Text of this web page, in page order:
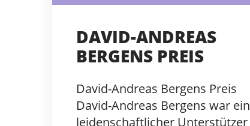
DAVID-ANDREAS
BERGENS PREIS
David-Andreas Bergens Preis
David-Andreas Bergens war ein
leidenschaftlicher Unterstützer